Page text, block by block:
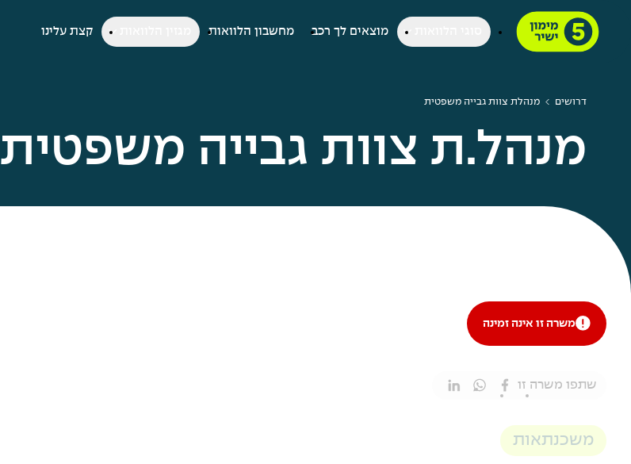
מוצאים לך רכב מחשבון הלוואות קצת עלינו
דרושים מנהלת צוות גבייה משפטית
מנהל.ת צוות גבייה משפטית
משרה זו אינה זמינה
שתפו משרה זו
משכנתאות